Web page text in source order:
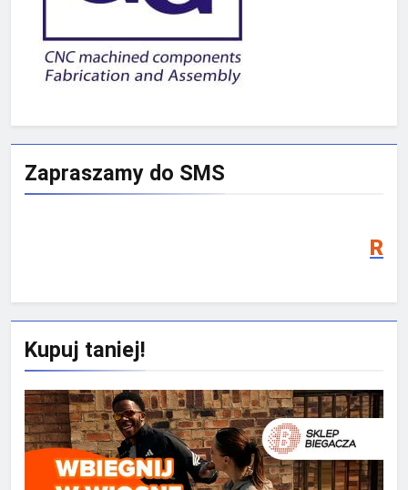
Zapraszamy do SMS
Rekrutacja SMS
Kupuj taniej!